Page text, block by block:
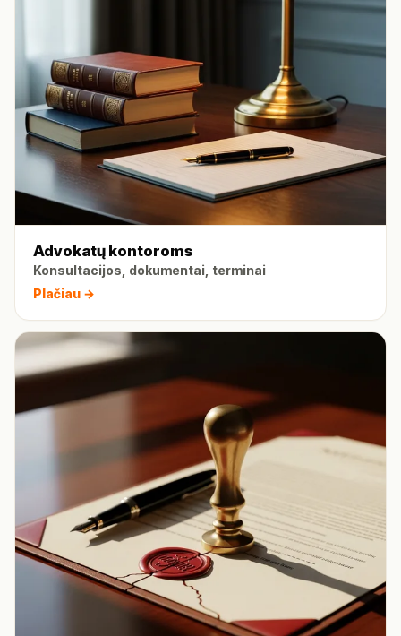
Advokatų kontoroms
Konsultacijos, dokumentai, terminai
Plačiau →